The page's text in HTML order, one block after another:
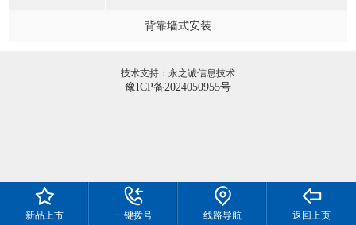
背靠墙式安装
技术支持：永之诚信息技术
豫ICP备2024050955号
新品上市 一键拨号 线路导航 返回上页